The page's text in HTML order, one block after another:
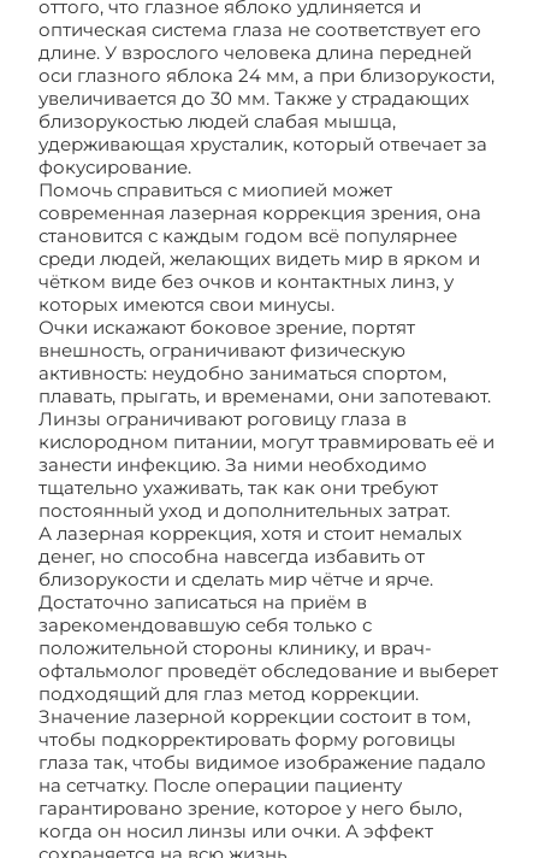
оттого, что глазное яблоко удлиняется и
оптическая система глаза не соответствует его
длине. У взрослого человека длина передней
оси глазного яблока 24 мм, а при близорукости,
увеличивается до 30 мм. Также у страдающих
близорукостью людей слабая мышца,
удерживающая хрусталик, который отвечает за
фокусирование.
Помочь справиться с миопией может
современная лазерная коррекция зрения, она
становится с каждым годом всё популярнее
среди людей, желающих видеть мир в ярком и
чётком виде без очков и контактных линз, у
которых имеются свои минусы.
Очки искажают боковое зрение, портят
внешность, ограничивают физическую
активность: неудобно заниматься спортом,
плавать, прыгать, и временами, они запотевают.
Линзы ограничивают роговицу глаза в
кислородном питании, могут травмировать её и
занести инфекцию. За ними необходимо
тщательно ухаживать, так как они требуют
постоянный уход и дополнительных затрат.
А лазерная коррекция, хотя и стоит немалых
денег, но способна навсегда избавить от
близорукости и сделать мир чётче и ярче.
Достаточно записаться на приём в
зарекомендовавшую себя только с
положительной стороны клинику, и врач-
офтальмолог проведёт обследование и выберет
подходящий для глаз метод коррекции.
Значение лазерной коррекции состоит в том,
чтобы подкорректировать форму роговицы
глаза так, чтобы видимое изображение падало
на сетчатку. После операции пациенту
гарантировано зрение, которое у него было,
когда он носил линзы или очки. А эффект